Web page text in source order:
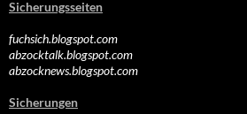
Sicherungsseiten
fuchsich.blogspot.com
abzocktalk.blogspot.com
abzocknews.blogspot.com
Sicherungen